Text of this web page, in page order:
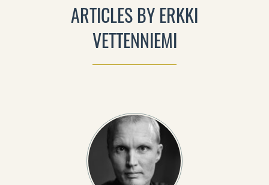
ARTICLES BY ERKKI
VETTENNIEMI